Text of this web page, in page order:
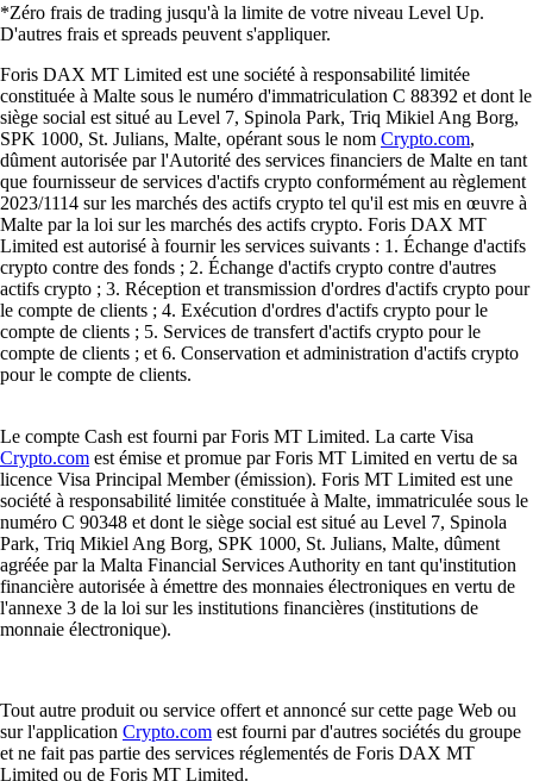
*Zéro frais de trading jusqu'à la limite de votre niveau Level Up.
D'autres frais et spreads peuvent s'appliquer.
Foris DAX MT Limited est une société à responsabilité limitée
constituée à Malte sous le numéro d'immatriculation C 88392 et dont le
siège social est situé au Level 7, Spinola Park, Triq Mikiel Ang Borg,
SPK 1000, St. Julians, Malte, opérant sous le nom Crypto.com,
dûment autorisée par l'Autorité des services financiers de Malte en tant
que fournisseur de services d'actifs crypto conformément au règlement
2023/1114 sur les marchés des actifs crypto tel qu'il est mis en œuvre à
Malte par la loi sur les marchés des actifs crypto. Foris DAX MT
Limited est autorisé à fournir les services suivants : 1. Échange d'actifs
crypto contre des fonds ; 2. Échange d'actifs crypto contre d'autres
actifs crypto ; 3. Réception et transmission d'ordres d'actifs crypto pour
le compte de clients ; 4. Exécution d'ordres d'actifs crypto pour le
compte de clients ; 5. Services de transfert d'actifs crypto pour le
compte de clients ; et 6. Conservation et administration d'actifs crypto
pour le compte de clients.
Le compte Cash est fourni par Foris MT Limited. La carte Visa
Crypto.com est émise et promue par Foris MT Limited en vertu de sa
licence Visa Principal Member (émission). Foris MT Limited est une
société à responsabilité limitée constituée à Malte, immatriculée sous le
numéro C 90348 et dont le siège social est situé au Level 7, Spinola
Park, Triq Mikiel Ang Borg, SPK 1000, St. Julians, Malte, dûment
agréée par la Malta Financial Services Authority en tant qu'institution
financière autorisée à émettre des monnaies électroniques en vertu de
l'annexe 3 de la loi sur les institutions financières (institutions de
monnaie électronique).
Tout autre produit ou service offert et annoncé sur cette page Web ou
sur l'application Crypto.com est fourni par d'autres sociétés du groupe
et ne fait pas partie des services réglementés de Foris DAX MT
Limited ou de Foris MT Limited.